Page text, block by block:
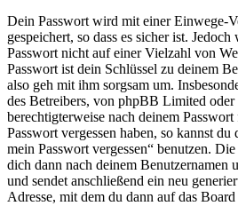
Dein Passwort wird mit einer Einwege-
gespeichert, so dass es sicher ist.
Passwort nicht auf einer Vielzahl von
Passwort ist dein Schlüssel zu deinem
also geh mit ihm sorgsam um.
des Betreibers, von phpBB Limited
berechtigterweise nach deinem
Passwort vergessen haben, so kannst
mein Passwort vergessen“ benutzen.
dich dann nach deinem Benutzernamen
und sendet anschließend ein neu
Adresse, mit dem du dann auf das